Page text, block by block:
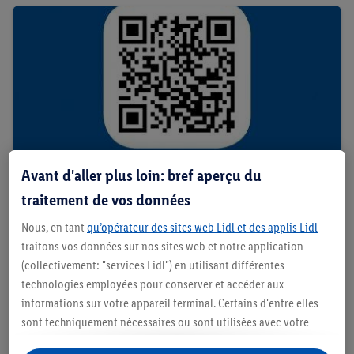
Naviguez vers l'App Store (iOS)
et téléchargez l'appli Lidl Plus
Téléchargez-la
Avant d'aller plus loin: bref aperçu du
traitement de vos données
Nous, en tant qu’opérateur des sites web Lidl et des applis Lidl
traitons vos données sur nos sites web et notre application
(collectivement: "services Lidl") en utilisant différentes
technologies employées pour conserver et accéder aux
informations sur votre appareil terminal. Certains d'entre elles
sont techniquement nécessaires ou sont utilisées avec votre